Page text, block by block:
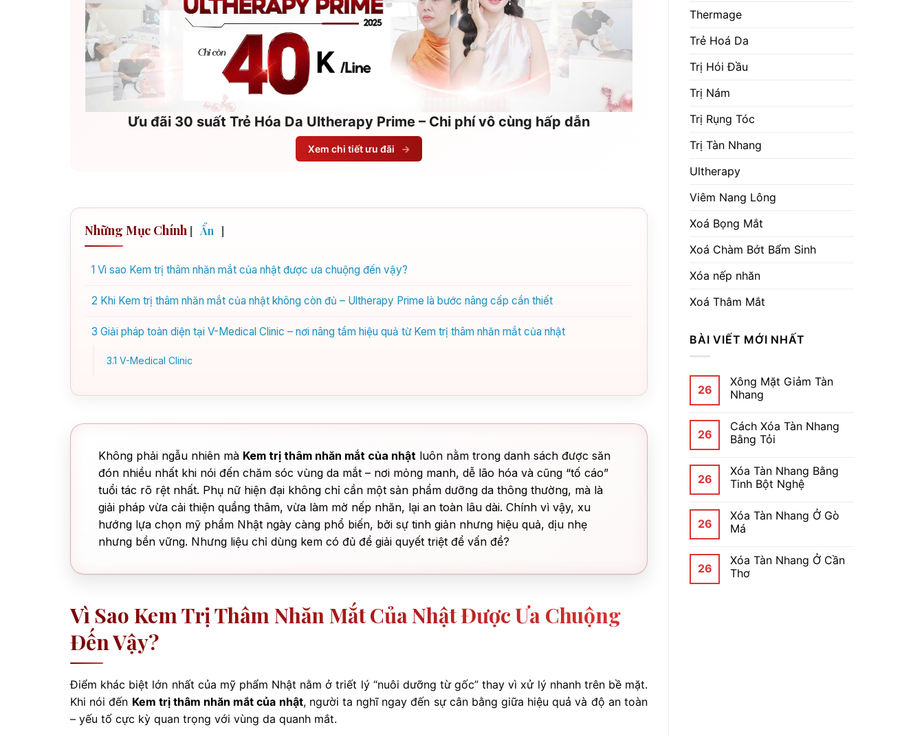
Ưu đãi 30 suất Trẻ Hóa Da Ultherapy Prime – Chi phí vô cùng hấp dẫn
Xem chi tiết ưu đãi →
Những Mục Chính [ Ẩn ]
1 Vì sao Kem trị thâm nhăn mắt của nhật được ưa chuộng đến vậy?
2 Khi Kem trị thâm nhăn mắt của nhật không còn đủ – Ultherapy Prime là bước nâng cấp cần thiết
3 Giải pháp toàn diện tại V-Medical Clinic – nơi nâng tầm hiệu quả từ Kem trị thâm nhăn mắt của nhật
3.1 V-Medical Clinic
Không phải ngẫu nhiên mà Kem trị thâm nhăn mắt của nhật luôn nằm trong danh sách được săn
đón nhiều nhất khi nói đến chăm sóc vùng da mắt – nơi mỏng manh, dễ lão hóa và cũng “tố cáo”
tuổi tác rõ rệt nhất. Phụ nữ hiện đại không chỉ cần một sản phẩm dưỡng da thông thường, mà là
giải pháp vừa cải thiện quầng thâm, vừa làm mờ nếp nhăn, lại an toàn lâu dài. Chính vì vậy, xu
hướng lựa chọn mỹ phẩm Nhật ngày càng phổ biến, bởi sự tinh giản nhưng hiệu quả, dịu nhẹ
nhưng bền vững. Nhưng liệu chỉ dùng kem có đủ để giải quyết triệt để vấn đề?
Vì Sao Kem Trị Thâm Nhăn Mắt Của Nhật Được Ưa Chuộng
Đến Vậy?
Điểm khác biệt lớn nhất của mỹ phẩm Nhật nằm ở triết lý “nuôi dưỡng từ gốc” thay vì xử lý nhanh trên bề mặt.
Khi nói đến Kem trị thâm nhăn mắt của nhật, người ta nghĩ ngay đến sự cân bằng giữa hiệu quả và độ an toàn
– yếu tố cực kỳ quan trọng với vùng da quanh mắt.
Thermage
Trẻ Hoá Da
Trị Hói Đầu
Trị Nám
Trị Rụng Tóc
Trị Tàn Nhang
Ultherapy
Viêm Nang Lông
Xoá Bọng Mắt
Xoá Chàm Bớt Bẩm Sinh
Xóa nếp nhăn
Xoá Thâm Mắt
BÀI VIẾT MỚI NHẤT
26
Xông Mặt Giảm Tàn
Nhang
26
Cách Xóa Tàn Nhang
Bằng Tỏi
26
Xóa Tàn Nhang Bằng
Tinh Bột Nghệ
26
Xóa Tàn Nhang Ở Gò
Má
26
Xóa Tàn Nhang Ở Cần
Thơ